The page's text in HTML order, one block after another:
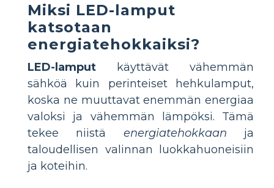
Miksi LED-lamput
katsotaan
energiatehokkaiksi?
LED-lamput käyttävät vähemmän
sähköä kuin perinteiset hehkulamput,
koska ne muuttavat enemmän energiaa
valoksi ja vähemmän lämpöksi. Tämä
tekee niistä energiatehokkaan ja
taloudellisen valinnan luokkahuoneisiin
ja koteihin.